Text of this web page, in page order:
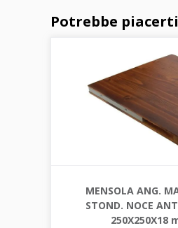
Potrebbe
MENSOLA ANG.
STOND. NOCE
250X250X18